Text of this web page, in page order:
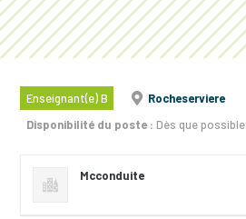
Enseignant(e) B Rocheserviere
Disponibilité du poste : Dès que possible
Mcconduite